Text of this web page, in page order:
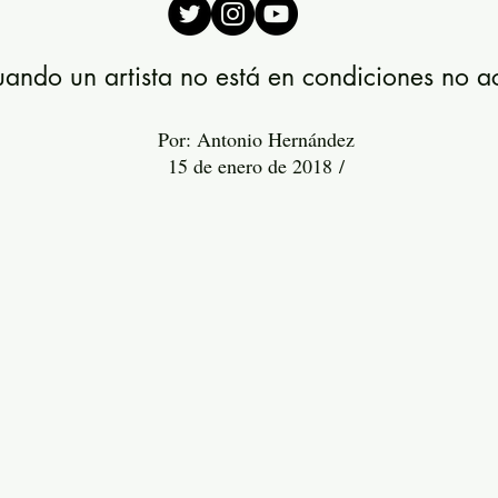
un artista no está en condiciones no
Por: Antonio Hernández
15 de enero de 2018 /